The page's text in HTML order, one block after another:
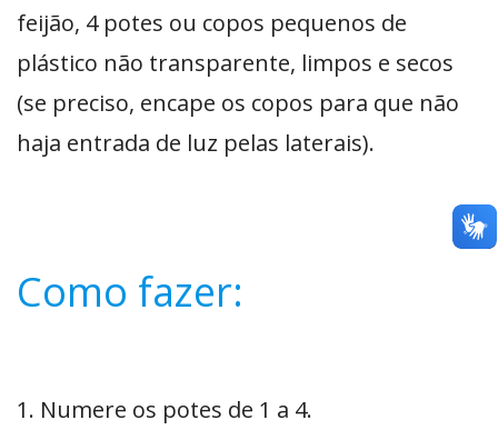
feijão, 4 potes ou copos pequenos de
plástico não transparente, limpos e secos
(se preciso, encape os copos para que não
haja entrada de luz pelas laterais).
Como fazer:
1. Numere os potes de 1 a 4.